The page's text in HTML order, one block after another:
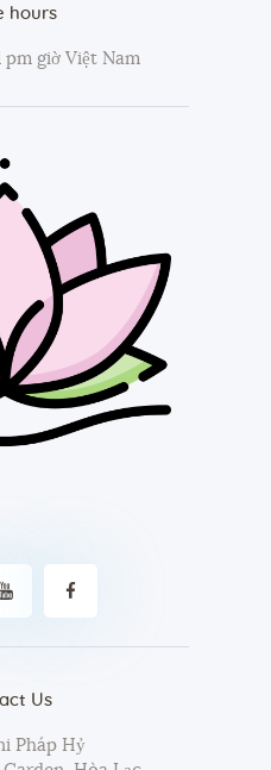
hours
pm giờ Việt Nam
Us
Pháp Hỷ